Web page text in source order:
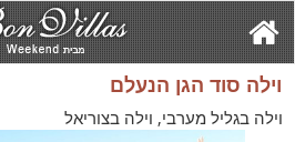
וילה סוד הגן הנעלם
וילה בגליל מערבי, וילה בצוריאל